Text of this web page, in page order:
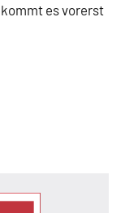
es vorerst